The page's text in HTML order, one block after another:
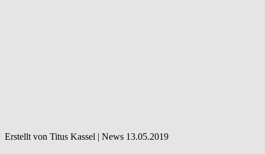
Erstellt von Titus Kassel | News 13.05.2019